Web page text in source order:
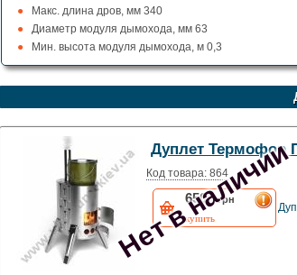
Макс. длина дров, мм 340
Диаметр модуля дымохода, мм 63
Мин. высота модуля дымохода, м 0,3
Нет в наличии
Дуплет Термофор
Код товара: 864
6500грн
купить